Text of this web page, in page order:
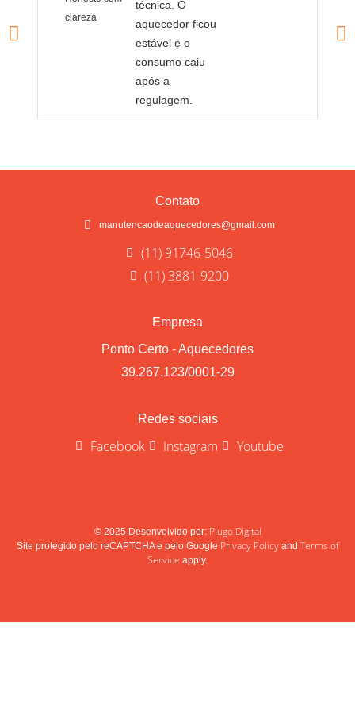
clareza
técnica. O
aquecedor ficou
estável e o
consumo caiu
após a
regulagem.
Contato
manutencaodeaquecedores@gmail.com
(11) 91746-5046
(11) 3881-9200
Empresa
Ponto Certo - Aquecedores
39.267.123/0001-29
Redes sociais
Facebook Instagram Youtube
© 2025 Desenvolvido por: Plugo Digital
Site protegido pelo reCAPTCHA e pelo Google Privacy Policyand Terms of
Service apply.